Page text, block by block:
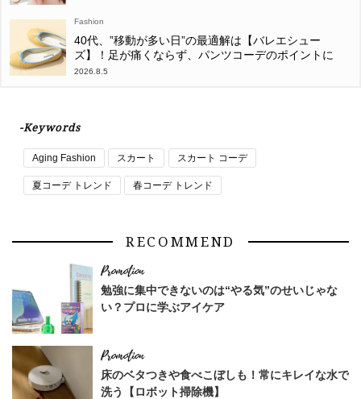
Fashion
40代、”移動が多い日”の最適解は【バレエシュー
ズ】！足が痛くならず、パンツコーデのポイントに
2026.8.5
-Keywords
Aging Fashion スカート スカート コーデ
夏コーデ トレンド 春コーデ トレンド
RECOMMEND
勉強に集中できないのは“やる気”のせいじゃな
い？プロに学ぶアイケア
床のベタつきや食べこぼしも！常にキレイな水で
洗う【ロボット掃除機】